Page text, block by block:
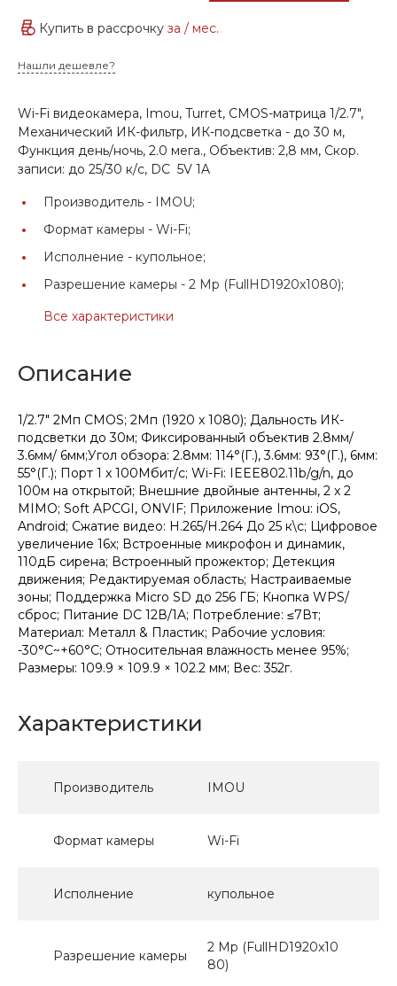
Купить в рассрочку за / мес.
Нашли дешевле?
Wi-Fi видеокамера, Imou, Turret, CMOS-матрица 1/2.7",
Механический ИК-фильтр, ИК-подсветка - до 30 м,
Функция день/ночь, 2.0 мега., Объектив: 2,8 мм, Скор.
записи: до 25/30 к/c, DC 5V 1A
Производитель - IMOU;
Формат камеры - Wi-Fi;
Исполнение - купольное;
Разрешение камеры - 2 Mp (FullHD1920x1080);
Все характеристики
Описание
1/2.7" 2Мп CMOS; 2Мп (1920 x 1080); Дальность ИК-
подсветки до 30м; Фиксированный объектив 2.8мм/
3.6мм/ 6мм;Угол обзора: 2.8мм: 114°(Г.), 3.6мм: 93°(Г.), 6мм:
55°(Г.); Порт 1 x 100Мбит/с; Wi-Fi: IEEE802.11b/g/n, до
100м на открытой; Внешние двойные антенны, 2 x 2
MIMO; Soft APCGI, ONVIF; Приложение Imou: iOS,
Android; Сжатие видео: H.265/H.264 До 25 к\с; Цифровое
увеличение 16x; Встроенные микрофон и динамик,
110дБ сирена; Встроенный прожектор; Детекция
движения; Редактируемая область; Настраиваемые
зоны; Поддержка Micro SD до 256 ГБ; Кнопка WPS/
сброс; Питание DC 12В/1A; Потребление: ≤7Вт;
Материал: Металл & Пластик; Рабочие условия:
-30°C~+60°C; Относительная влажность менее 95%;
Размеры: 109.9 × 109.9 × 102.2 мм; Вес: 352г.
Характеристики
Производитель IMOU
Формат камеры Wi-Fi
Исполнение купольное
Разрешение камеры
2 Mp (FullHD1920x10
80)